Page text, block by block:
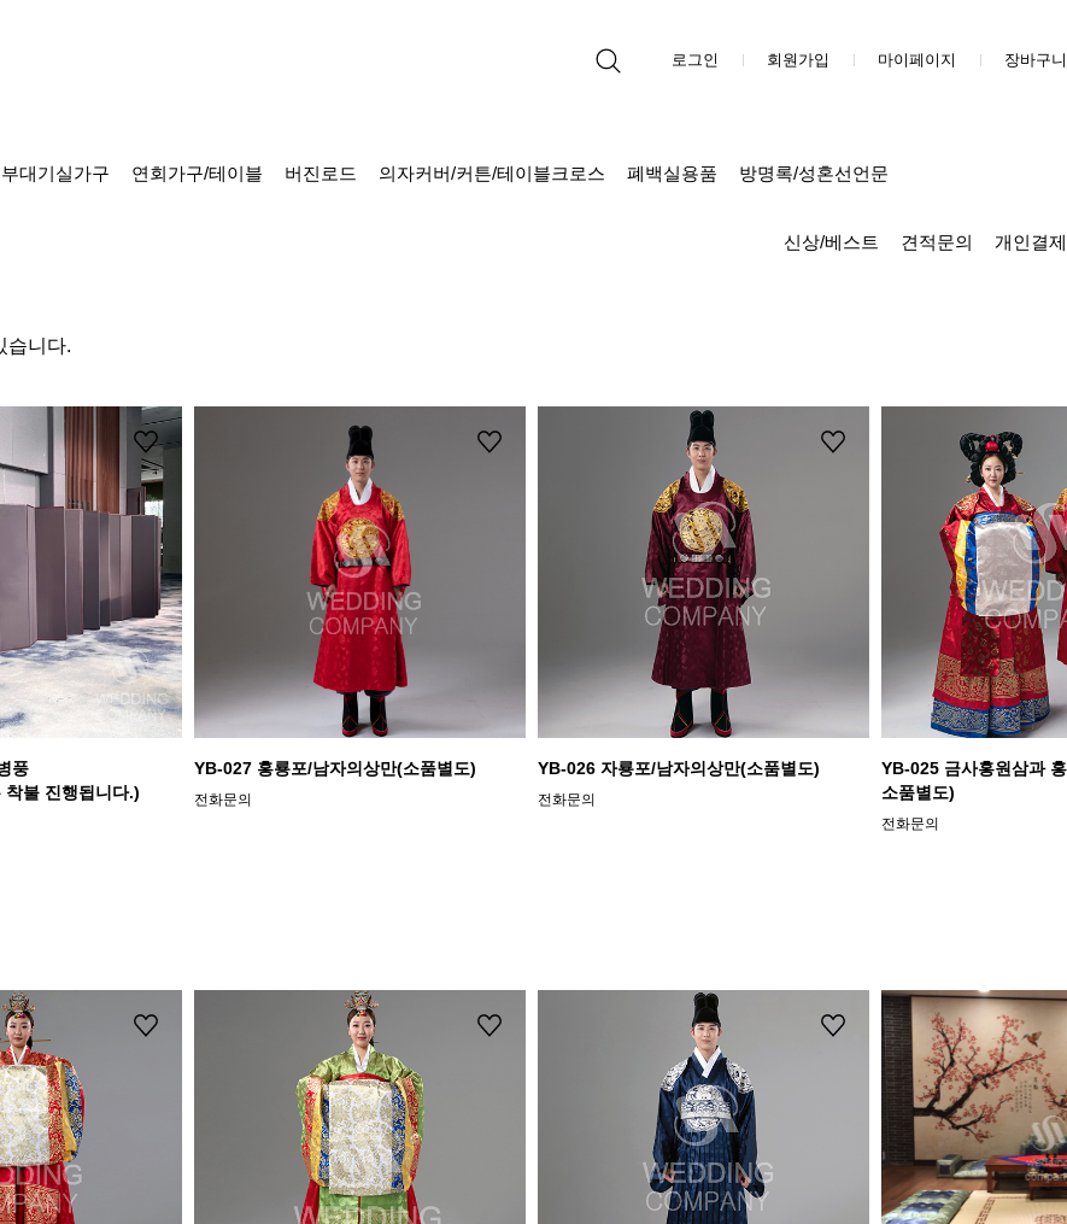
로그인 회원가입 마이페이지 장바구니
대기실가구 연회가구/테이블 버진로드 의자커버/커튼/테이블크로스 폐백실용품 방명록/성혼선언문
신상/베스트 견적문의 개인결제
습니다.
풍
불 진행됩니다.)
YB-027 홍룡포/남자의상만(소품별도)
전화문의
YB-026 자룡포/남자의상만(소품별도)
전화문의
YB-025 금사홍원삼과
소품별도)
전화문의